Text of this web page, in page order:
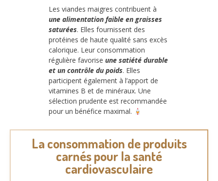
Les viandes maigres contribuent à
une alimentation faible en graisses
saturées. Elles fournissent des
protéines de haute qualité sans excès
calorique. Leur consommation
régulière favorise une satiété durable
et un contrôle du poids. Elles
participent également à l’apport de
vitamines B et de minéraux. Une
sélection prudente est recommandée
pour un bénéfice maximal.
La consommation de produits
carnés pour la santé
cardiovasculaire